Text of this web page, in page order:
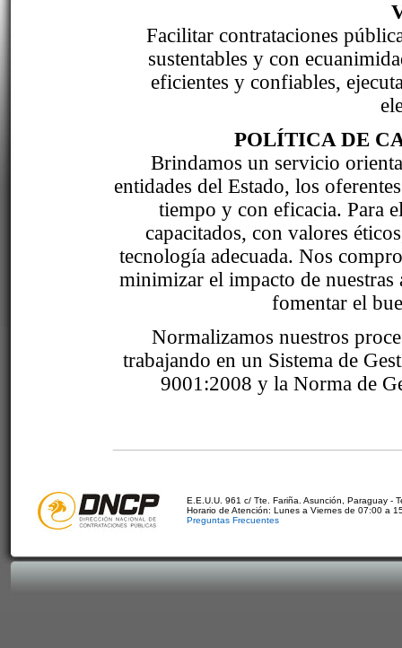
Facilitar contrataciones
sustentables y con
eficientes y confiables,
POLÍTICA DE
Brindamos un servicio
entidades del Estado, los
tiempo y con eficacia. Para
capacitados, con valores
tecnología adecuada. Nos
minimizar el impacto de
fomentar el
Normalizamos nuestros
trabajando en un Sistema de
9001:2008 y la Norma de
E.E.U.U. 961 c/ Tte. Fariña. Asunción, Paraguay -
Horario de Atención: Lunes a Viernes de 07:00 a
Preguntas Frecuentes